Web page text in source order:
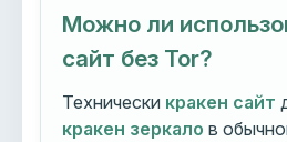
Можно ли
сайт без Tor?
Технически кракен сайт
кракен зеркало в